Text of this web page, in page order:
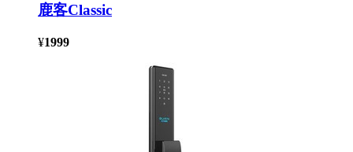
鹿客Classic
¥1999